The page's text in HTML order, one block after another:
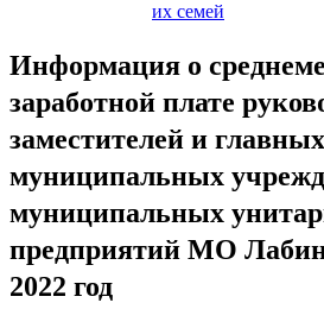
их семей
Информация о
заработной плате
заместителей и
муниципальных
муниципальных
предприятий МО
2022 год